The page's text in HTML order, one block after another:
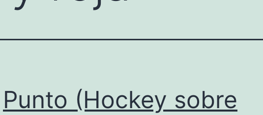
Punto (Hockey sobre